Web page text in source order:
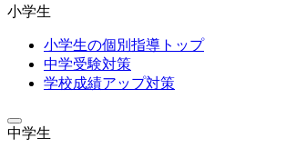
小学生
小学生の個別指導トップ
中学受験対策
学校成績アップ対策
中学生